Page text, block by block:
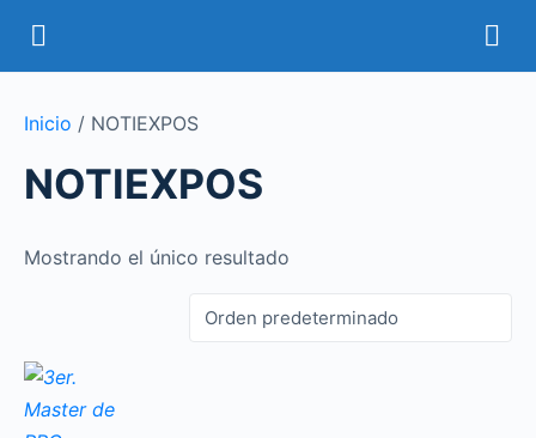
Inicio / NOTIEXPOS
NOTIEXPOS
Mostrando el único resultado